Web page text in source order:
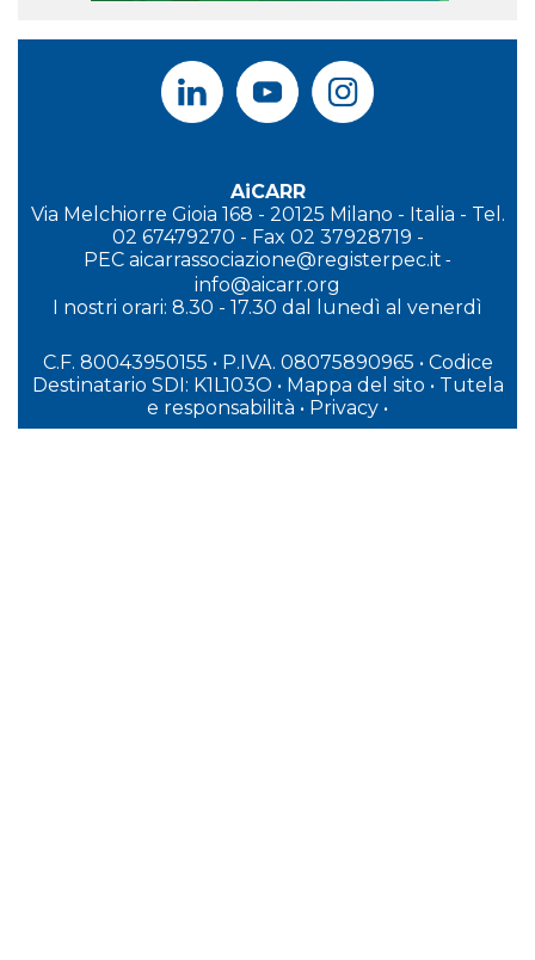
AiCARR
Via Melchiorre Gioia 168 - 20125 Milano - Italia - Tel.
02 67479270 - Fax 02 37928719 -
PEC aicarrassociazione@registerpec.it -
info@aicarr.org
I nostri orari: 8.30 - 17.30 dal lunedì al venerdì
C.F. 80043950155 • P.IVA. 08075890965 • Codice
Destinatario SDI: K1L103O • Mappa del sito • Tutela
e responsabilità • Privacy •